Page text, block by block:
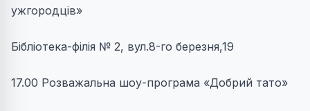
ужгородців»
Бібліотека-філія № 2, вул.8-го березня,19
17.00 Розважальна шоу-програма «Добрий тато»